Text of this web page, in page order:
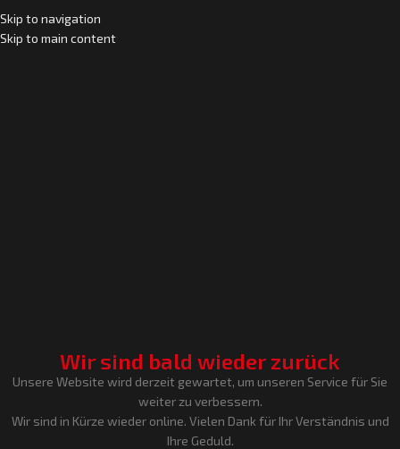
Skip to navigation
Skip to main content
Wir sind bald wieder zurück
Unsere Website wird derzeit gewartet, um unseren Service für Sie
weiter zu verbessern.
Wir sind in Kürze wieder online. Vielen Dank für Ihr Verständnis und
Ihre Geduld.